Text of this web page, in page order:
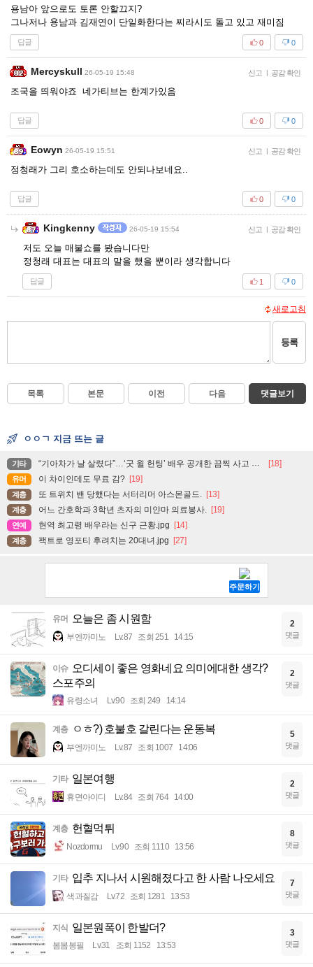
용남아 앞으로도 토론 안할끄지?
그나저나 용남과 김재연이 단일화한다는 찌라시도 돌고 있고 재미짐
답글 0
0
Mercyskull 26-05-19 15:48 신고 | 공감 확인
조국을 띄워야죠 네가티브는 한계가있음
답글 0
0
Eowyn 26-05-19 15:51 신고 | 공감 확인
정청래가 그리 호소하는데도 안되나보네요..
답글 0
0
Kingkenny 26-05-19 15:54 신고 | 공감 확인
저도 오늘 매불쇼를 봤습니다만
정청래 대표는 대표의 말을 했을 뿐이라 생각합니다
답글 0
1
새로고침
등록
목록 본문 이전 다음 댓글보기
ㅇㅇㄱ 지금 뜨는 글
기타 “기아차가 날 살렸다”…‘굿 윌 헌팅’ 배우 공개한 끔찍 사고 현장 [18]
유머 이 차이인데도 무료 감? [19]
계층 또 트위치 밴 당했다는 서터리머 아스몬골드. [13]
계층 어느 간호학과 3학년 츠자의 미얀마 의료봉사. [19]
연예 현역 최고령 배우라는 신구 근황.jpg [14]
계층 팩트로 영포티 후려치는 20대녀.jpg [27]
유머 오늘은 좀 시원함
부엔까미노 Lv.87 조회 251 14:15
2
댓글
이슈 오디세이 좋은 영화네요 의미에대한 생각?
스포주의
유령소녀 Lv.90 조회 249 14:14
2
댓글
계층 ㅇㅎ?) 호불호 갈린다는 운동복
부엔까미노 Lv.87 조회 1007 14:06
5
댓글
기타 일본여행
휴면아이디 Lv.84 조회 764 14:00
2
댓글
계층 헌혈먹튀
Nozdormu Lv.90 조회 1110 13:56
8
댓글
기타 입추 지나서 시원해졌다고 한 사람 나오세요
색과질감 Lv.72 조회 1281 13:53
7
댓글
지식 일본원폭이 한발더?
봄봄봉필 Lv.31 조회 1152 13:53
3
댓글